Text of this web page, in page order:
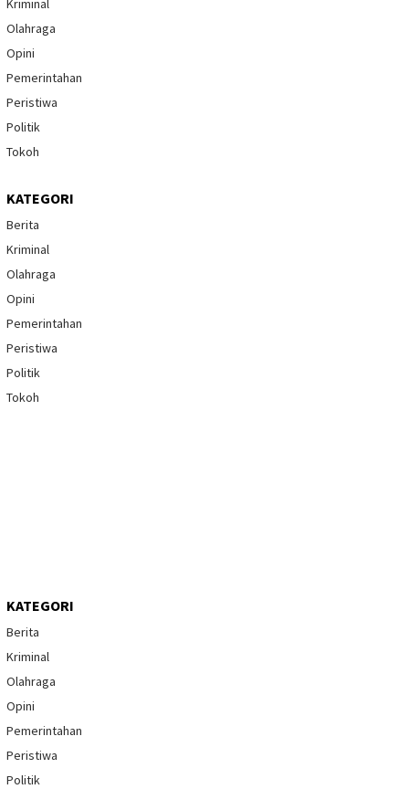
Kriminal
Olahraga
Opini
Pemerintahan
Peristiwa
Politik
Tokoh
KATEGORI
Berita
Kriminal
Olahraga
Opini
Pemerintahan
Peristiwa
Politik
Tokoh
KATEGORI
Berita
Kriminal
Olahraga
Opini
Pemerintahan
Peristiwa
Politik